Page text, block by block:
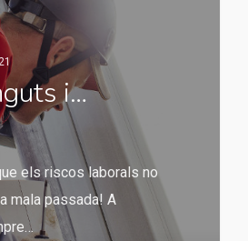
i…
els riscos laborals no
mala passada! A